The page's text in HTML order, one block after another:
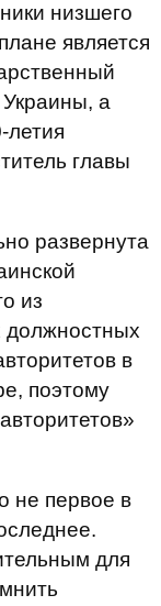
низшего
является
а
летия
главы
развернута
из
должностных
в
поэтому
не первое в
для